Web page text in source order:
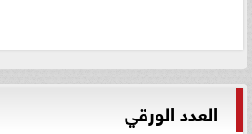
العدد الورقي